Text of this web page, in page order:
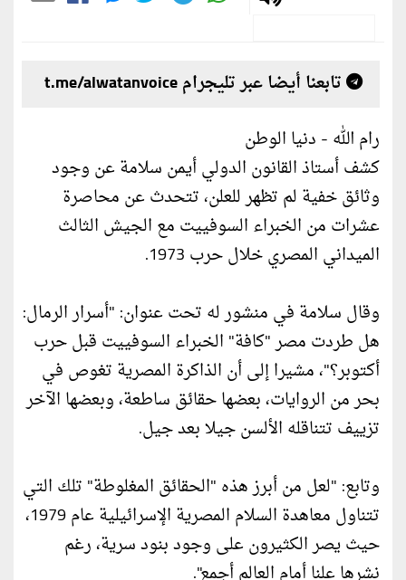
تابعنا أيضا عبر تليجرام t.me/alwatanvoice
رام الله - دنيا الوطن
كشف أستاذ القانون الدولي أيمن سلامة عن وجود
وثائق خفية لم تظهر للعلن، تتحدث عن محاصرة
عشرات من الخبراء السوفييت مع الجيش الثالث
الميداني المصري خلال حرب 1973.
وقال سلامة في منشور له تحت عنوان: "أسرار الرمال:
هل طردت مصر "كافة" الخبراء السوفييت قبل حرب
أكتوبر؟"، مشيرا إلى أن الذاكرة المصرية تغوص في
بحر من الروايات، بعضها حقائق ساطعة، وبعضها الآخر
تزييف تتناقله الألسن جيلا بعد جيل.
وتابع: "لعل من أبرز هذه "الحقائق المغلوطة" تلك التي
تتناول معاهدة السلام المصرية الإسرائيلية عام 1979،
حيث يصر الكثيرون على وجود بنود سرية، رغم